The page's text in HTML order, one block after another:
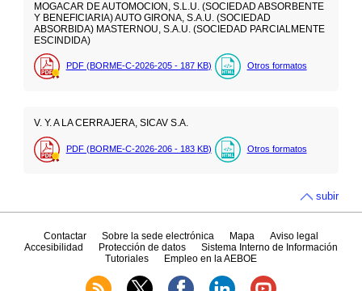
MOGACAR DE AUTOMOCION, S.L.U. (SOCIEDAD ABSORBENTE
Y BENEFICIARIA) AUTO GIRONA, S.A.U. (SOCIEDAD
ABSORBIDA) MASTERNOU, S.A.U. (SOCIEDAD PARCIALMENTE
ESCINDIDA)
PDF (BORME-C-2026-205 - 187 KB) Otros formatos
V. Y. A LA CERRAJERA, SICAV S.A.
PDF (BORME-C-2026-206 - 183 KB) Otros formatos
subir
Contactar Sobre la sede electrónica Mapa
Aviso legal
Accesibilidad
Protección de datos
Sistema Interno de Información
Tutoriales
Empleo en la AEBOE